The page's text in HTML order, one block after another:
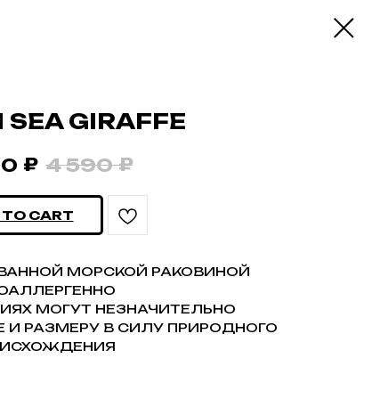
GIRAFFE
₽ 4 590 ₽
CART
МОРСКОЙ РАКОВИНОЙ
МОГУТ НЕЗНАЧИТЕЛЬНО
РАЗМЕРУ В СИЛУ ПРИРОДНОГО